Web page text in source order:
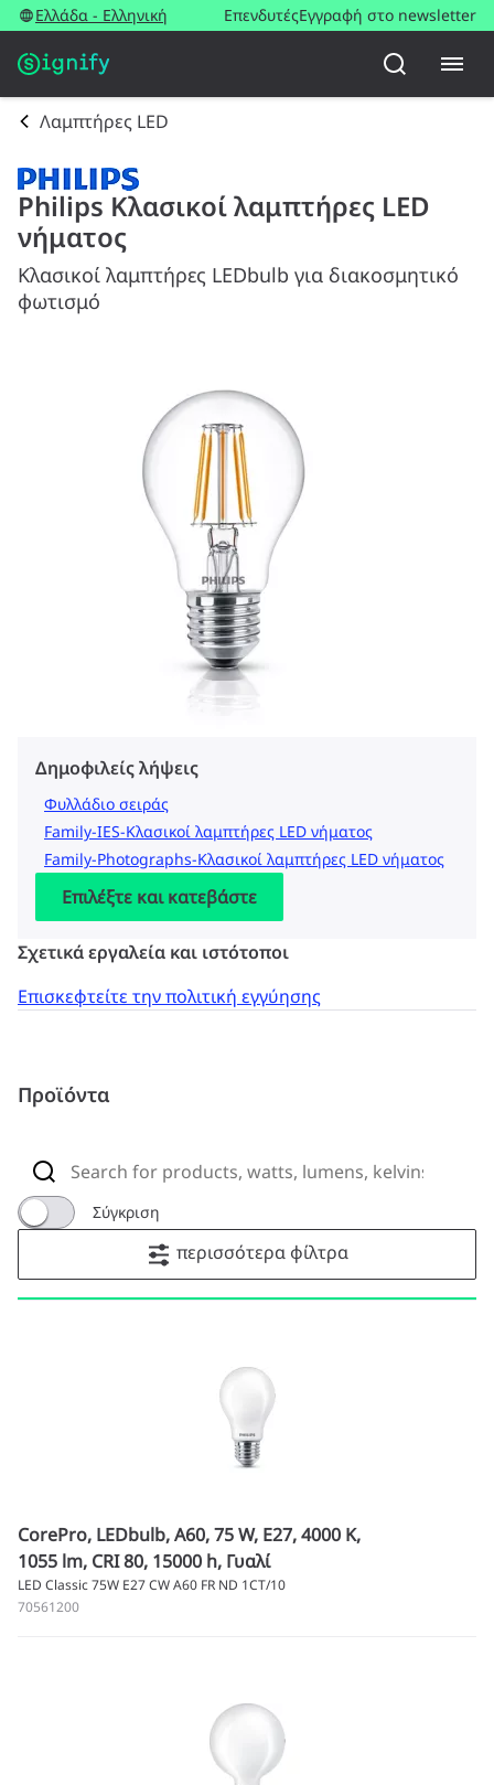
Ελλάδα - Ελληνική ΕπενδυτέςΕγγραφή στο newsletter
Λαμπτήρες LED
Philips Κλασικοί λαμπτήρες LED
νήματος
Κλασικοί λαμπτήρες LEDbulb για διακοσμητικό
φωτισμό
Δημοφιλείς λήψεις
Φυλλάδιο σειράς
Family-IES-Κλασικοί λαμπτήρες LED νήματος
Family-Photographs-Κλασικοί λαμπτήρες LED νήματος
Επιλέξτε και κατεβάστε
Σχετικά εργαλεία και ιστότοποι
Επισκεφτείτε την πολιτική εγγύησης
Προϊόντα
Σύγκριση
περισσότερα φίλτρα
CorePro, LEDbulb, A60, 75 W, E27, 4000 K,
1055 lm, CRI 80, 15000 h, Γυαλί
LED Classic 75W E27 CW A60 FR ND 1CT/10
70561200